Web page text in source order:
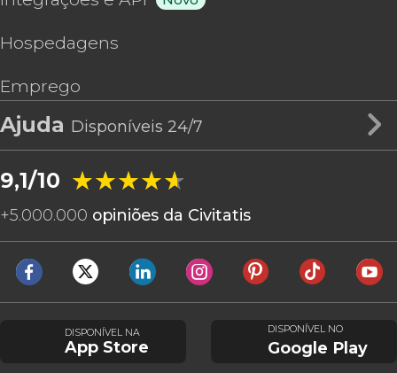
Hospedagens
Emprego
Ajuda Disponíveis 24/7
9,1/10 ★★★★★
★★★★★
+5.000.000 opiniões da Civitatis
DISPONÍVEL NA
App Store
DISPONÍVEL NO
Google Play